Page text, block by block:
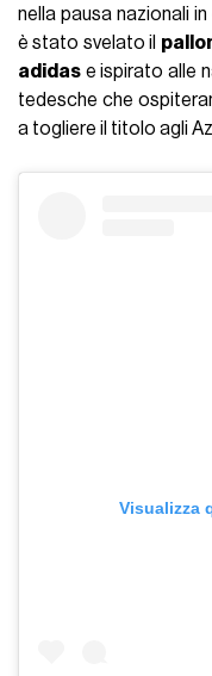
nella pausa nazionali
è stato svelato il
adidas e ispirato alle
tedesche che
a togliere il titolo agli
Visualizza